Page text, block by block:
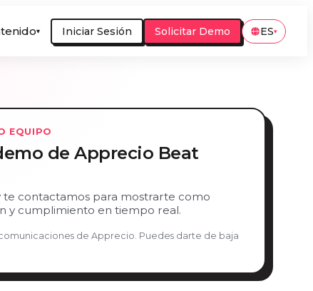
▾ Iniciar Sesión Solicitar Demo ES▾
EQUIPO
de Apprecio Beat
te contactamos para mostrarte como
y cumplimiento en tiempo real.
de Apprecio. Puedes darte de baja